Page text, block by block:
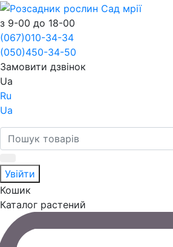
з 9-00 до 18-00
(067)010-34-34
(050)450-34-50
Замовити дзвінок
Ua
Ru
Ua
Увійти
Кошик
Каталог растений